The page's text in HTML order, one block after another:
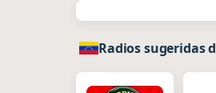
Radios sugeridas